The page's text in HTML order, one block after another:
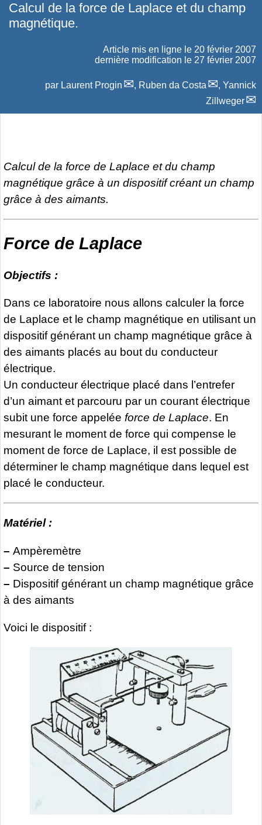
Calcul de la force de Laplace et du champ
magnétique.
Article mis en ligne le 20 février 2007
dernière modification le 27 février 2007
par Laurent Progin , Ruben da Costa , Yannick
Zillweger
Calcul de la force de Laplace et du champ
magnétique grâce à un dispositif créant un champ
grâce à des aimants.
Force de Laplace
Objectifs :
Dans ce laboratoire nous allons calculer la force
de Laplace et le champ magnétique en utilisant un
dispositif générant un champ magnétique grâce à
des aimants placés au bout du conducteur
électrique.
Un conducteur électrique placé dans l’entrefer
d’un aimant et parcouru par un courant électrique
subit une force appelée force de Laplace. En
mesurant le moment de force qui compense le
moment de force de Laplace, il est possible de
déterminer le champ magnétique dans lequel est
placé le conducteur.
Matériel :
– Ampèremètre
– Source de tension
– Dispositif générant un champ magnétique grâce
à des aimants
Voici le dispositif :